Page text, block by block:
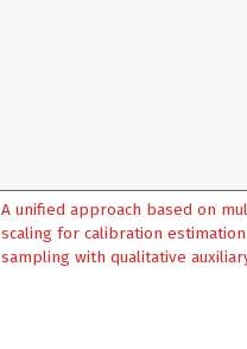
A unified approach based on
scaling for calibration
sampling with qualitative